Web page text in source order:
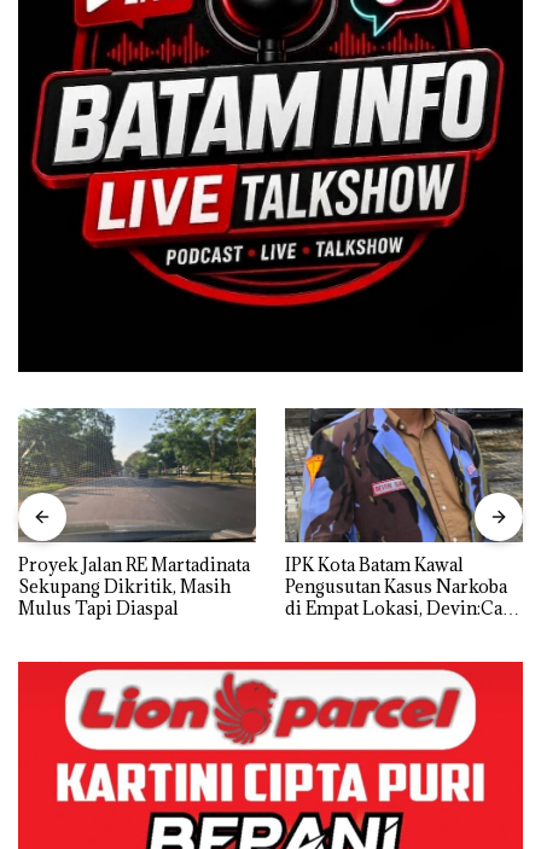
Proyek Jalan RE Martadinata
Sekupang Dikritik, Masih
Mulus Tapi Diaspal
IPK Kota Batam Kawal
Pengusutan Kasus Narkoba
di Empat Lokasi, Devin:Cari